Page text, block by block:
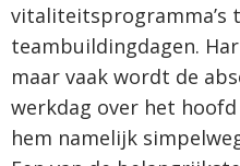
vitaliteitsprogramma’s
teambuildingdagen.
maar vaak wordt de
werkdag over het
hem namelijk